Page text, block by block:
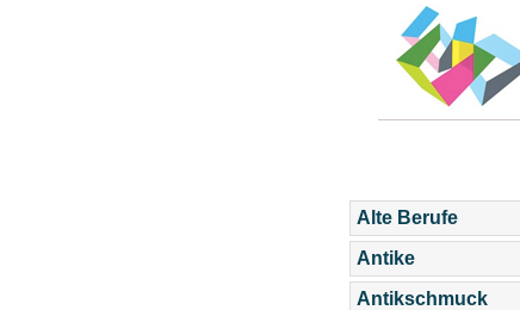
Alte Berufe
Antike
Antikschmuck